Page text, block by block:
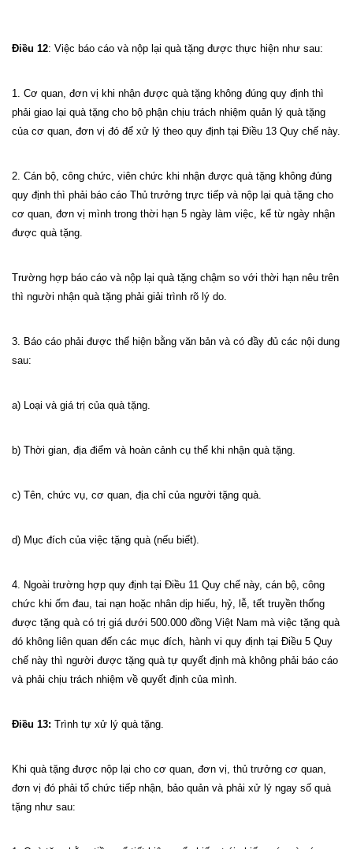
Điều 12: Việc báo cáo và nộp lại quà tặng được thực hiện như sau:
1. Cơ quan, đơn vị khi nhận được quà tặng không đúng quy định thì
phải giao lại quà tặng cho bộ phận chịu trách nhiệm quản lý quà tặng
của cơ quan, đơn vị đó để xử lý theo quy định tại Điều 13 Quy chế này.
2. Cán bộ, công chức, viên chức khi nhận được quà tặng không đúng
quy định thì phải báo cáo Thủ trưởng trực tiếp và nộp lại quà tặng cho
cơ quan, đơn vị mình trong thời hạn 5 ngày làm việc, kể từ ngày nhận
được quà tặng.
Trường hợp báo cáo và nộp lại quà tặng chậm so với thời hạn nêu trên
thì người nhận quà tặng phải giải trình rõ lý do.
3. Báo cáo phải được thể hiện bằng văn bản và có đầy đủ các nội dung
sau:
a) Loại và giá trị của quà tặng.
b) Thời gian, địa điểm và hoàn cảnh cụ thể khi nhận quà tặng.
c) Tên, chức vụ, cơ quan, địa chỉ của người tặng quà.
d) Mục đích của việc tặng quà (nếu biết).
4. Ngoài trường hợp quy định tại Điều 11 Quy chế này, cán bộ, công
chức khi ốm đau, tai nạn hoặc nhân dịp hiếu, hỷ, lễ, tết truyền thống
được tặng quà có trị giá dưới 500.000 đồng Việt Nam mà việc tặng quà
đó không liên quan đến các mục đích, hành vi quy định tại Điều 5 Quy
chế này thì người được tặng quà tự quyết định mà không phải báo cáo
và phải chịu trách nhiệm về quyết định của mình.
Điều 13: Trình tự xử lý quà tặng.
Khi quà tặng được nộp lại cho cơ quan, đơn vị, thủ trưởng cơ quan,
đơn vị đó phải tổ chức tiếp nhận, bảo quản và phải xử lý ngay số quà
tặng như sau: